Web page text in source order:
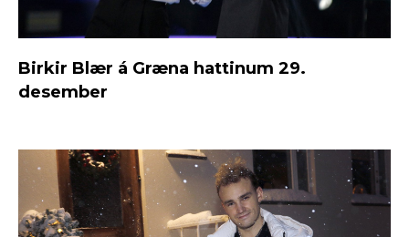
Birkir Blær á Græna hattinum 29.
desember